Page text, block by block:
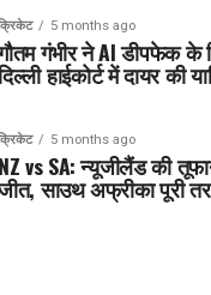
5 months ago
गंभीर ने AI डीपफेक के
हाईकोर्ट में दायर की
5 months ago
NZ vs SA: न्यूजीलैंड की
साउथ अफ्रीका पूरी